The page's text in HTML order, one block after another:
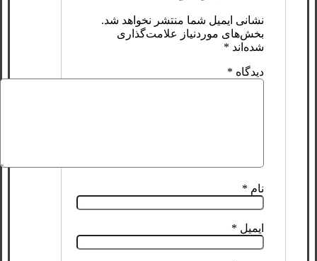
نشانی ایمیل شما منتشر نخواهد شد.
بخش‌های موردنیاز علامت‌گذاری
شده‌اند *
دیدگاه *
نام *
ایمیل *